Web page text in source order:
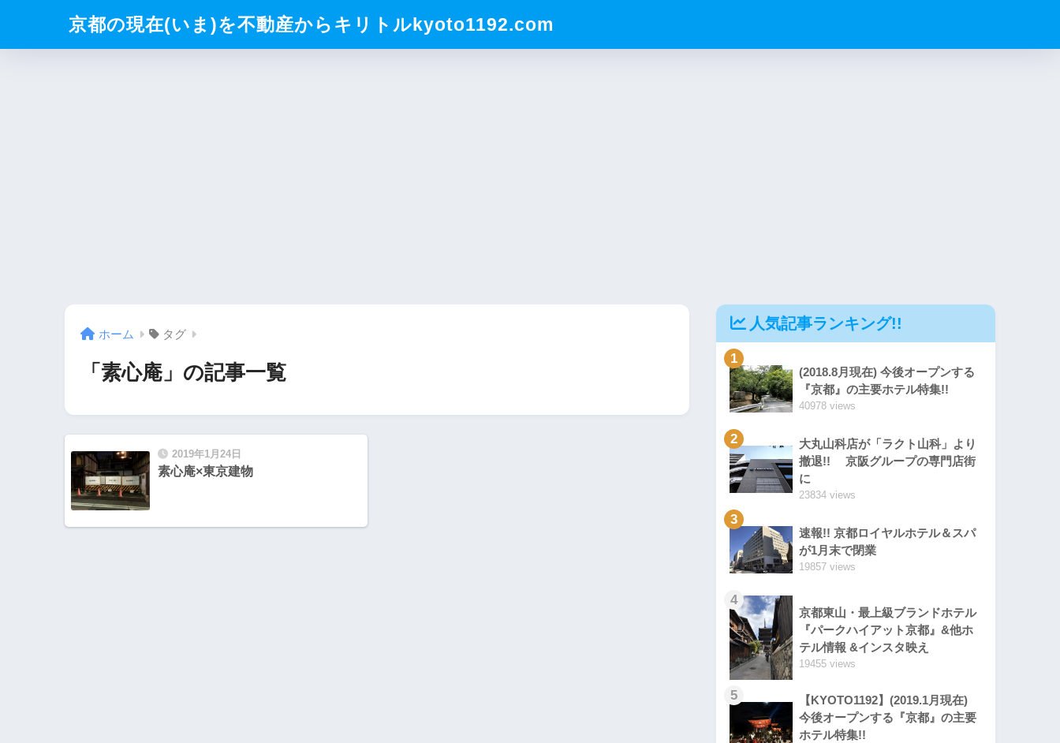
京都の現在(いま)を不動産からキリトルkyoto1192.com
ホーム タグ
「素心庵」の記事一覧
2019年1月24日
素心庵×東京建物
人気記事ランキング!!
1
(2018.8月現在) 今後オープンする
『京都』の主要ホテル特集!!
40978 views
2
大丸山科店が「ラクト山科」より
撤退!! 京阪グループの専門店街
に
23834 views
3
速報!! 京都ロイヤルホテル＆スパ
が1月末で閉業
19857 views
4
京都東山・最上級ブランドホテル
『パークハイアット京都』&他ホ
テル情報 &インスタ映え
19455 views
5
【KYOTO1192】(2019.1月現在)
今後オープンする『京都』の主要
ホテル特集!!